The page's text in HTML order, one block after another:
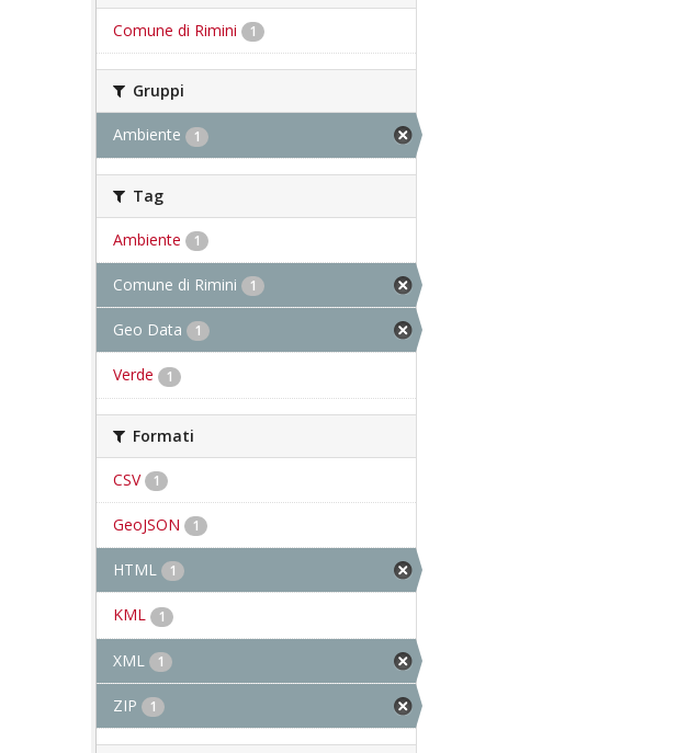
Comune di Rimini 1
Gruppi
Ambiente 1
Tag
Ambiente 1
Comune di Rimini 1
Geo Data 1
Verde 1
Formati
CSV 1
GeoJSON 1
HTML 1
KML 1
XML 1
ZIP 1